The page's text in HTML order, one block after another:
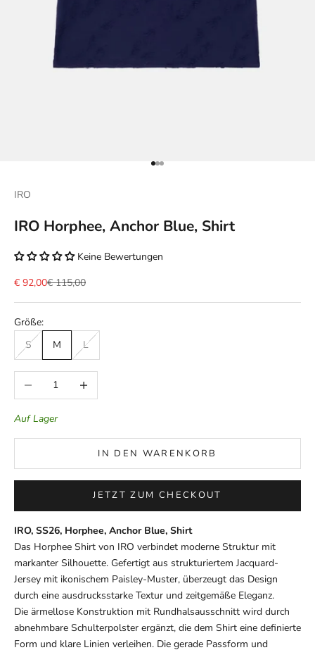
Gehe zu Element 1
Gehe zu Element 2
Gehe zu Element 3
IRO
IRO Horphee, Anchor Blue, Shirt
Keine Bewertungen
Angebot
€ 92,00Regulärer Preis
€ 115,00
Größe:
S
M L
Anzahl verringernAnzahl erhöhen
Auf Lager
IN DEN WARENKORB
JETZT ZUM CHECKOUT
IRO, SS26, Horphee, Anchor Blue, Shirt
Das Horphee Shirt von IRO verbindet moderne Struktur mit
markanter Silhouette. Gefertigt aus strukturiertem Jacquard-
Jersey mit ikonischem Paisley-Muster, überzeugt das Design
durch eine ausdrucksstarke Textur und zeitgemäße Eleganz.
Die ärmellose Konstruktion mit Rundhalsausschnitt wird durch
abnehmbare Schulterpolster ergänzt, die dem Shirt eine definierte
Form und klare Linien verleihen. Die gerade Passform und